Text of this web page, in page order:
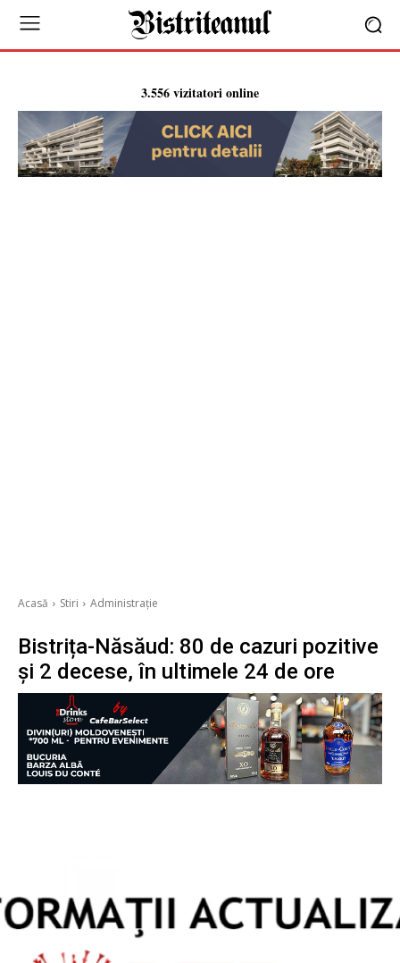
3.556 vizitatori online
Acasă Stiri Administrație
Bistrița-Năsăud: 80 de cazuri pozitive
și 2 decese, în ultimele 24 de ore